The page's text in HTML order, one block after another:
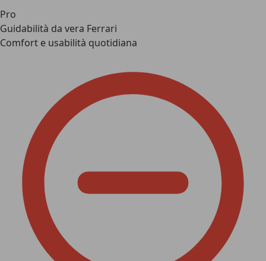
Pro
Guidabilità da vera Ferrari
Comfort e usabilità quotidiana